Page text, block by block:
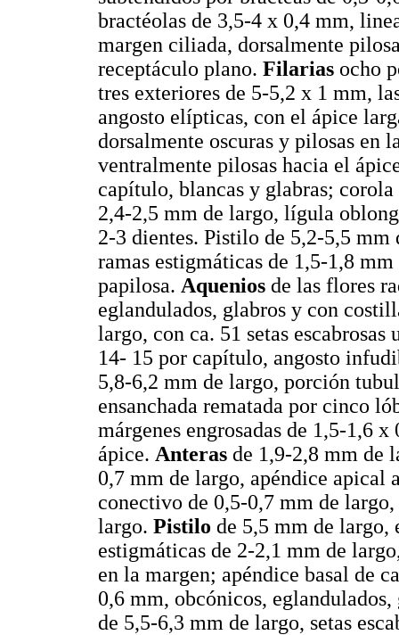
bractéolas de 3,5-4 x 0,4 mm,
margen ciliada, dorsalmente
receptáculo plano. Filarias ocho
tres exteriores de 5-5,2 x 1 mm,
angosto elípticas, con el ápice
dorsalmente oscuras y pilosas en
ventralmente pilosas hacia el
capítulo, blancas y glabras;
2,4-2,5 mm de largo, lígula
2-3 dientes. Pistilo de 5,2-5,5
ramas estigmáticas de 1,5-1,8
papilosa. Aquenios de las flores
eglandulados, glabros y con
largo, con ca. 51 setas escabrosas
14- 15 por capítulo, angosto
5,8-6,2 mm de largo, porción
ensanchada rematada por cinco
márgenes engrosadas de 1,5-1,6
ápice. Anteras de 1,9-2,8 mm de
0,7 mm de largo, apéndice apical
conectivo de 0,5-0,7 mm de
largo. Pistilo de 5,5 mm de largo,
estigmáticas de 2-2,1 mm de
en la margen; apéndice basal de
0,6 mm, obcónicos,
de 5,5-6,3 mm de largo, setas